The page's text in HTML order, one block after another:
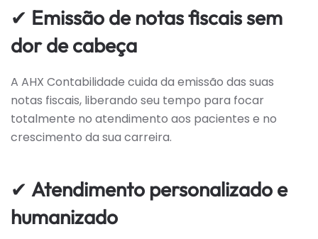
✔ Emissão de notas fiscais sem
dor de cabeça
A AHX Contabilidade cuida da emissão das suas
notas fiscais, liberando seu tempo para focar
totalmente no atendimento aos pacientes e no
crescimento da sua carreira.
✔ Atendimento personalizado e
humanizado